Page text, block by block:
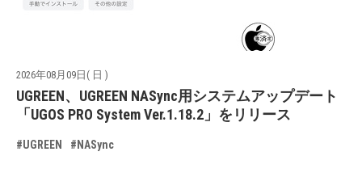
2026年08月09日( 日 )
UGREEN、UGREEN NASync用システムアップデート
「UGOS PRO System Ver.1.18.2」をリリース
#UGREEN #NASync